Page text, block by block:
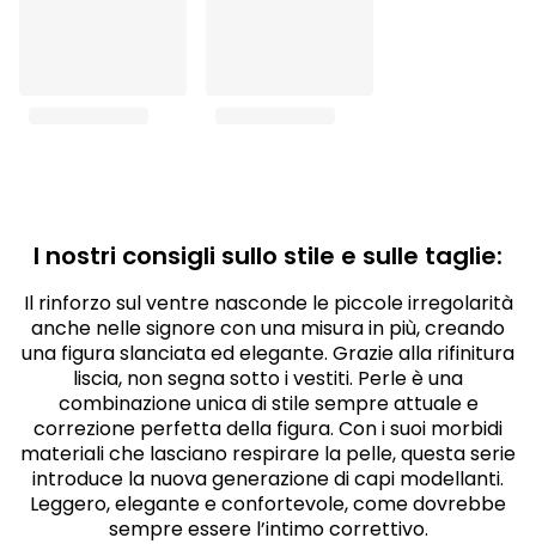
I nostri consigli sullo stile e sulle taglie:
Il rinforzo sul ventre nasconde le piccole irregolarità
anche nelle signore con una misura in più, creando
una figura slanciata ed elegante. Grazie alla rifinitura
liscia, non segna sotto i vestiti. Perle è una
combinazione unica di stile sempre attuale e
correzione perfetta della figura. Con i suoi morbidi
materiali che lasciano respirare la pelle, questa serie
introduce la nuova generazione di capi modellanti.
Leggero, elegante e confortevole, come dovrebbe
sempre essere l’intimo correttivo.